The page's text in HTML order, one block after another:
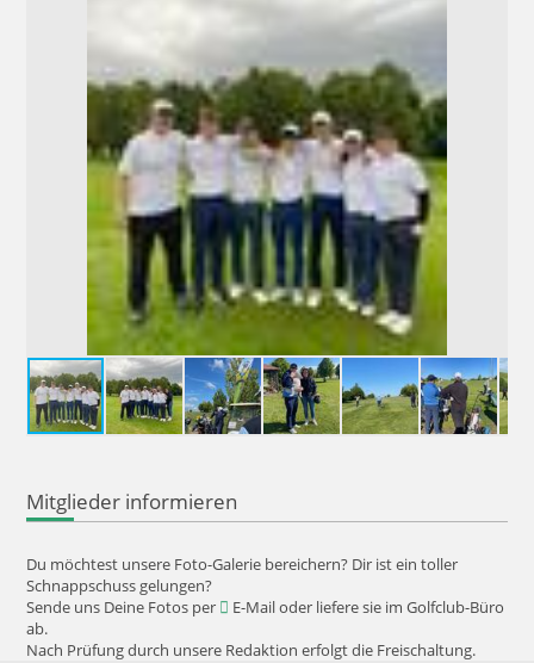
Mitglieder informieren
Du möchtest unsere Foto-Galerie bereichern? Dir ist ein toller
Schnappschuss gelungen?
Sende uns Deine Fotos per
E-Mailoder liefere sie im Golfclub-Büro
ab.
Nach Prüfung durch unsere Redaktion erfolgt die Freischaltung.